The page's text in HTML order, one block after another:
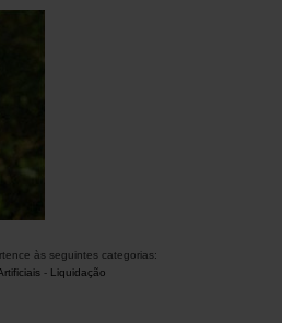
às seguintes categorias:
- Liquidação